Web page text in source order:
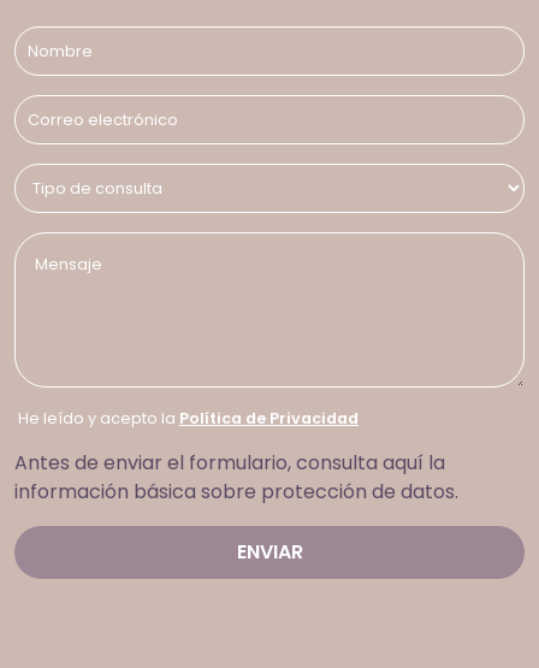
He leído y acepto la Política de Privacidad
Antes de enviar el formulario, consulta aquí la
información básica sobre protección de datos.